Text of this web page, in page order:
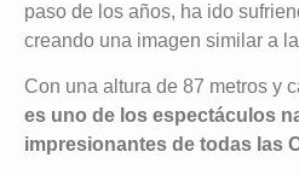
paso de los años, ha ido
creando una imagen similar a
Con una altura de 87 metros y
es uno de los espectáculos
impresionantes de todas las